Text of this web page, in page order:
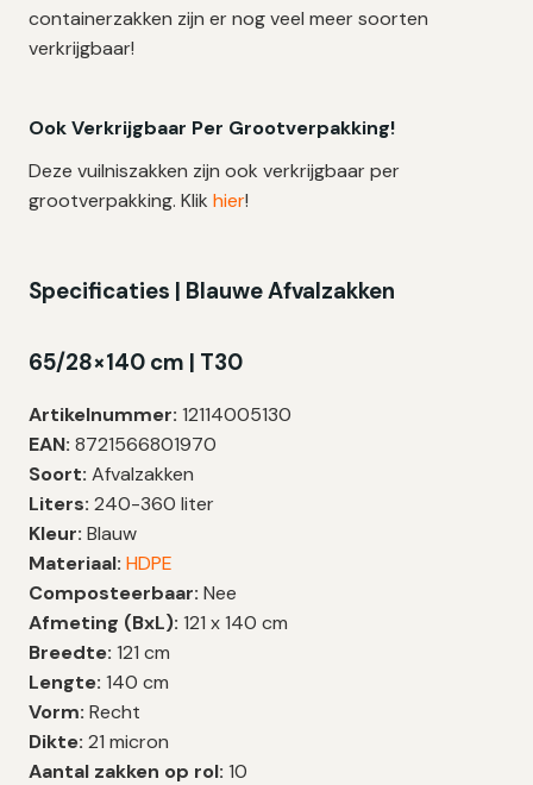
containerzakken zijn er nog veel meer soorten
verkrijgbaar!
Ook Verkrijgbaar Per Grootverpakking!
Deze vuilniszakken zijn ook verkrijgbaar per
grootverpakking. Klik hier!
Specificaties | Blauwe Afvalzakken
65/28×140 cm | T30
Artikelnummer: 12114005130
EAN: 8721566801970
Soort: Afvalzakken
Liters: 240-360 liter
Kleur: Blauw
Materiaal: HDPE
Composteerbaar: Nee
Afmeting (BxL): 121 x 140 cm
Breedte: 121 cm
Lengte: 140 cm
Vorm: Recht
Dikte: 21 micron
Aantal zakken op rol: 10